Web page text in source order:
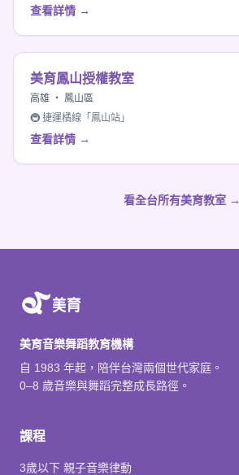
查看詳情 →
美育鳳山授權教室
高雄 ・ 鳳山區
🚇 捷運橘線「鳳山站」
查看詳情 →
看全台所有美育教室 →
美育音樂舞蹈教育機構
自 1983 年起，陪伴台灣兩個世代家庭。
0–8 歲音樂與舞蹈完整成長路徑。
課程
3歲以下 親子音樂律動